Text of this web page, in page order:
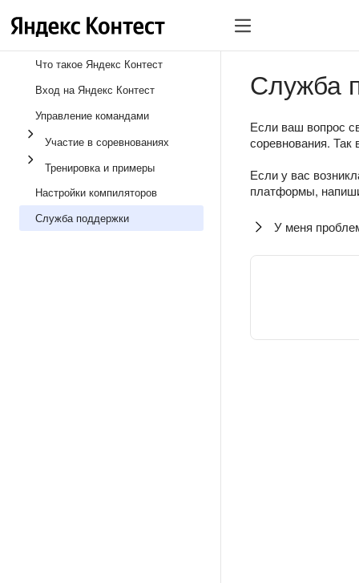
Что такое Яндекс Контест
Вход на Яндекс Контест
Управление командами
Участие в соревнованиях
Тренировка и примеры
Настройки компиляторов
Служба поддержки
Служба
Если ваш вопрос
соревнования. Так
Если у вас
платформы,
У меня